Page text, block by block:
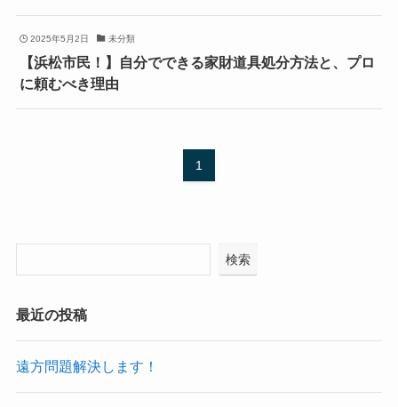
2025年5月2日 未分類
【浜松市民！】自分でできる家財道具処分方法と、プロ
に頼むべき理由
1
検索
最近の投稿
遠方問題解決します！